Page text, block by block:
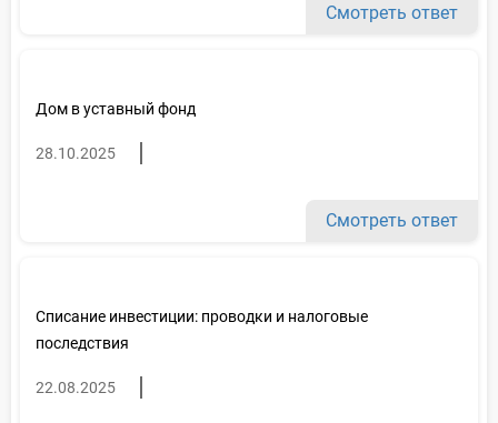
Смотреть ответ
Дом в уставный фонд
28.10.2025
Смотреть ответ
Списание инвестиции: проводки и налоговые
последствия
22.08.2025